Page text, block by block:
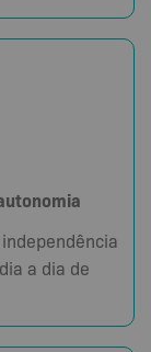
a dia de